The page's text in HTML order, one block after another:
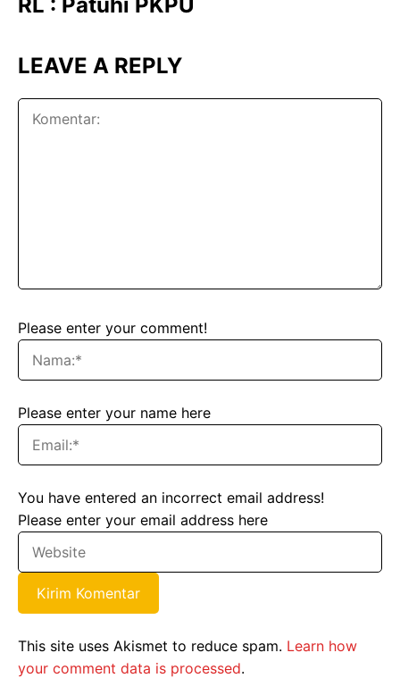
LEAVE A REPLY
Please enter your comment!
Please enter your name here
You have entered an incorrect email address!
Please enter your email address here
This site uses Akismet to reduce spam. Learn how
your comment data is processed.